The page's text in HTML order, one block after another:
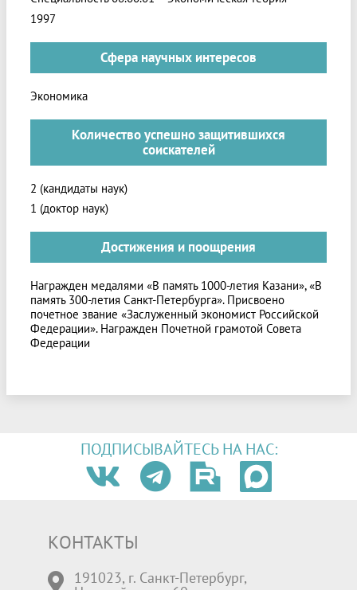
1997
Сфера научных интересов
Экономика
Количество успешно защитившихся
соискателей
2 (кандидаты наук)
1 (доктор наук)
Достижения и поощрения
Награжден медалями «В память 1000-летия Казани», «В
память 300-летия Санкт-Петербурга». Присвоено
почетное звание «Заслуженный экономист Российской
Федерации». Награжден Почетной грамотой Совета
Федерации
ПОДПИСЫВАЙТЕСЬ НА НАС:
КОНТАКТЫ
191023, г. Санкт-Петербург,